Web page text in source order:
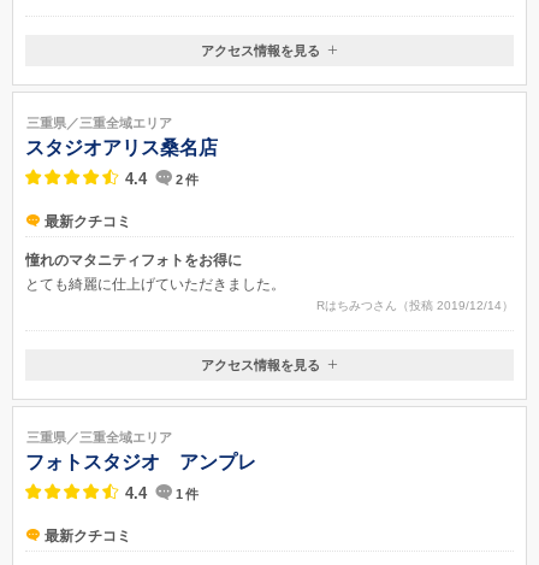
撮ってもらい記念に残りました。
三重県鈴鹿市 庄野羽山 4-1-2イオンモール鈴鹿2Ｆ
アクセス情報を見る
三重県／三重全域エリア
スタジオアリス桑名店
4.4 2件
最新クチコミ
憧れのマタニティフォトをお得に
とても綺麗に仕上げていただきました。
Rはちみつさん（投稿 2019/12/14）
三重県桑名市 新西方 2-90
アクセス情報を見る
三重県／三重全域エリア
フォトスタジオ アンプレ
4.4 1 件
最新クチコミ